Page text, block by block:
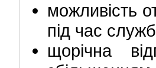
можливість
під час
щорічна